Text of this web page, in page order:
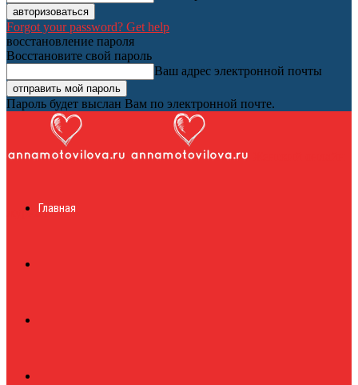
Forgot your password? Get help
восстановление пароля
Восстановите свой пароль
Ваш адрес электронной почты
Пароль будет выслан Вам по электронной почте.
журналГлавная